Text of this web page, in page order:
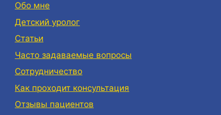
Обо мне
Детский уролог
Статьи
Часто задаваемые вопросы
Сотрудничество
Как проходит консультация
Отзывы пациентов